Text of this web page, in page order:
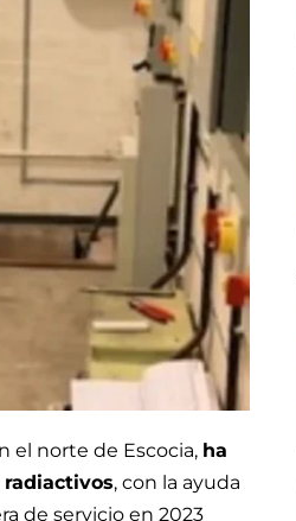
el norte de Escocia, ha
, con la ayuda
de servicio en 2023